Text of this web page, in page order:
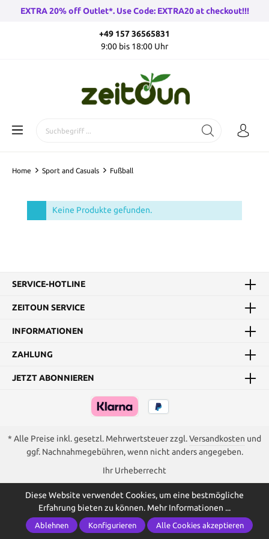
EXTRA 20% off Outlet*. Use Code: EXTRA20 at checkout!!!
+49 157 36565831
9:00 bis 18:00 Uhr
Home Sport and Casuals Fußball
Keine Produkte gefunden.
SERVICE-HOTLINE
ZEITOUN SERVICE
INFORMATIONEN
ZAHLUNG
JETZT ABONNIEREN
* Alle Preise inkl. gesetzl. Mehrwertsteuer zzgl.Versandkosten und
ggf. Nachnahmegebühren, wenn nicht anders angegeben.
Ihr Urheberrecht
Diese Website verwendet Cookies, um eine bestmögliche
Erfahrung bieten zu können. Mehr Informationen ...
Ablehnen Konfigurieren Alle Cookies akzeptieren